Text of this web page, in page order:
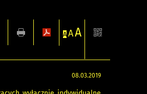
A AA
08.03.2019